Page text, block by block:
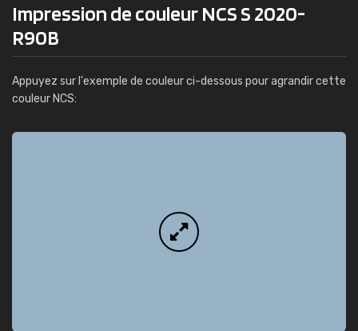
Impression de couleur NCS S 2020-
R90B
Appuyez sur l'exemple de couleur ci-dessous pour agrandir cette
couleur NCS: